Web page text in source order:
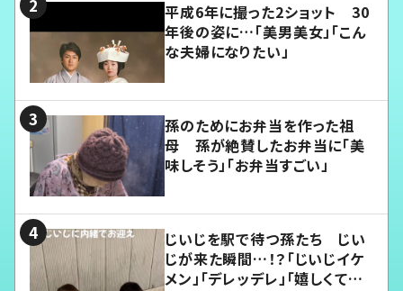
平成6年に撮った2ショット 30
年後の姿に…「美男美女」「こん
な夫婦になりたい」
孫のためにお弁当を作った祖
母 孫が絶賛したお弁当に「美
味しそう」「お弁当すごい」
じいじを駅で待つ孫たち じい
じが来た瞬間…！？「じいじイケ
メン」「デレッデレ」「嬉しくて可